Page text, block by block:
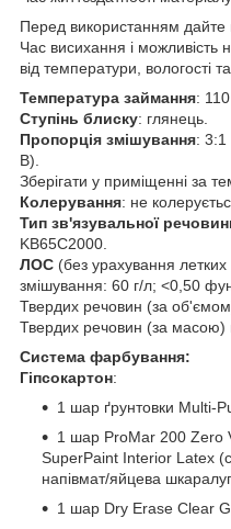
Перед використанням дайте
Час висихання і можливість
від температури, вологості
Температура займання:
Ступінь блиску: глянець.
Пропорція змішування: 3:1
B).
Зберігати у приміщенні за
Колерування: не
Тип зв'язувальної
KB65C2000.
ЛОС (без урахування летких
змішування: 60 г/л; <0,50
Твердих речовин (за
Твердих речовин (за масою)
Система фарбування:
Гіпсокартон:
1 шар ґрунтовки Multi-
1 шар ProMar 200 Zero
SuperPaint Interior Latex
напівмат/яйцева
1 шар Dry Erase Clear